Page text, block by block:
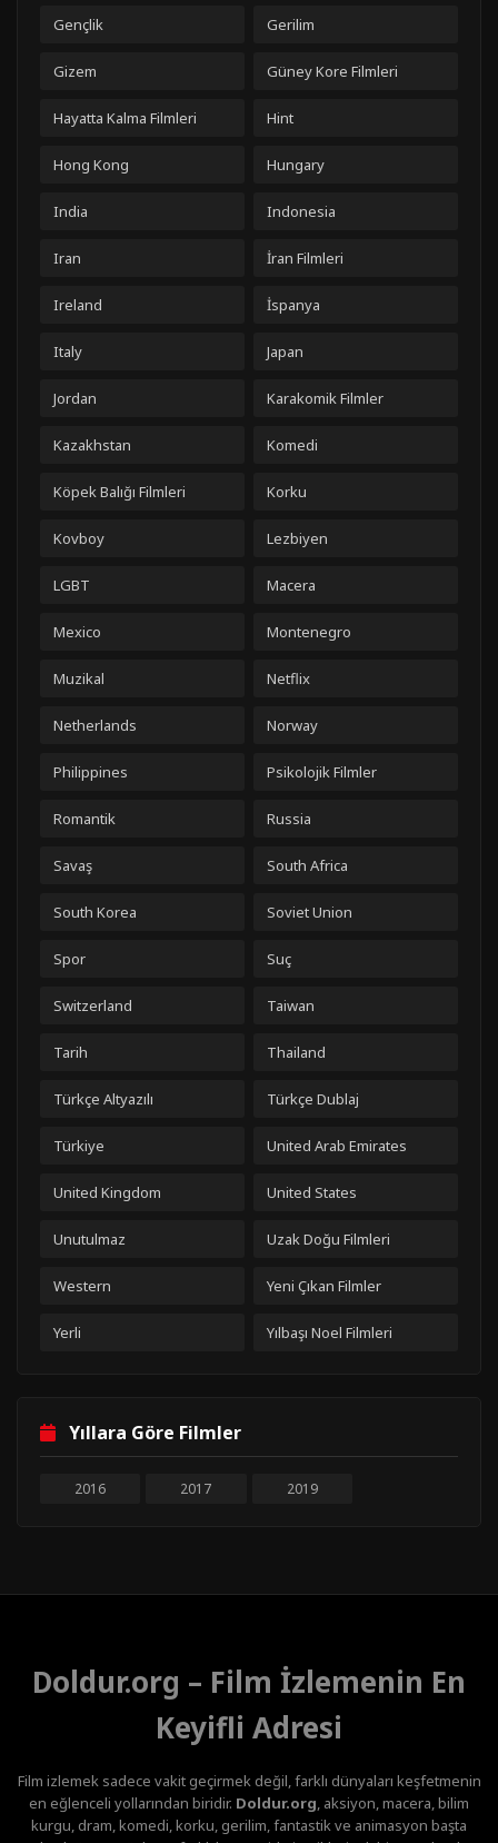
Gençlik Gerilim
Gizem Güney Kore Filmleri
Hayatta Kalma Filmleri Hint
Hong Kong Hungary
India Indonesia
Iran İran Filmleri
Ireland İspanya
Italy Japan
Jordan Karakomik Filmler
Kazakhstan Komedi
Köpek Balığı Filmleri Korku
Kovboy Lezbiyen
LGBT Macera
Mexico Montenegro
Muzikal Netflix
Netherlands Norway
Philippines Psikolojik Filmler
Romantik Russia
Savaş South Africa
South Korea Soviet Union
Spor Suç
Switzerland Taiwan
Tarih Thailand
Türkçe Altyazılı Türkçe Dublaj
Türkiye United Arab Emirates
United Kingdom United States
Unutulmaz Uzak Doğu Filmleri
Western Yeni Çıkan Filmler
Yerli Yılbaşı Noel Filmleri
Yıllara Göre Filmler
2016 2017 2019
Doldur.org – Film İzlemenin En
Keyifli Adresi
Film izlemek sadece vakit geçirmek değil, farklı dünyaları keşfetmenin
en eğlenceli yollarından biridir. Doldur.org, aksiyon, macera, bilim
kurgu, dram, komedi, korku, gerilim, fantastik ve animasyon başta